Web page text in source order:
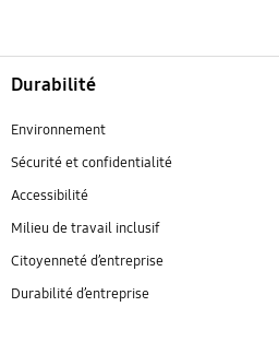
Durabilité
Environnement
Sécurité et confidentialité
Accessibilité
Milieu de travail inclusif
Citoyenneté d’entreprise
Durabilité d’entreprise